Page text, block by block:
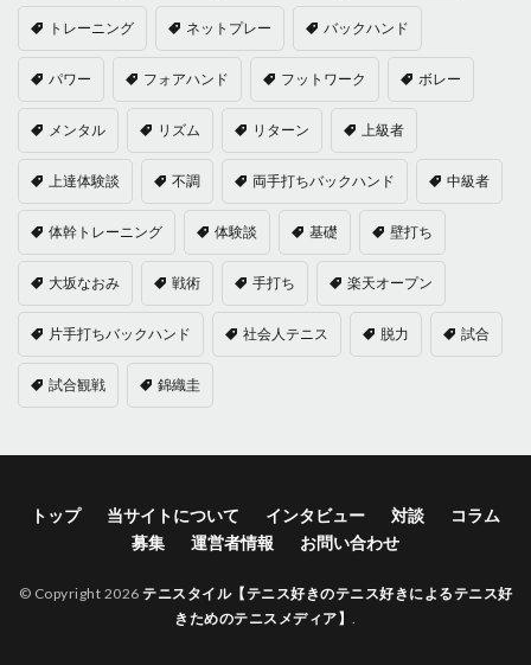
トレーニング ネットプレー バックハンド
パワー フォアハンド フットワーク ボレー
メンタル リズム リターン 上級者
上達体験談 不調 両手打ちバックハンド 中級者
体幹トレーニング 体験談 基礎 壁打ち
大坂なおみ 戦術 手打ち 楽天オープン
片手打ちバックハンド 社会人テニス 脱力 試合
試合観戦 錦織圭
トップ 当サイトについて インタビュー 対談
コラム
募集
運営者情報 お問い合わせ
© Copyright 2026 テニスタイル【テニス好きのテニス好きによるテニス好
きためのテニスメディア】.